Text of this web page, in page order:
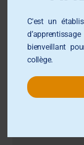
Campus :
Level :
Instructor :
Semester :
Credit :
C'est un
bienveillant
collège.